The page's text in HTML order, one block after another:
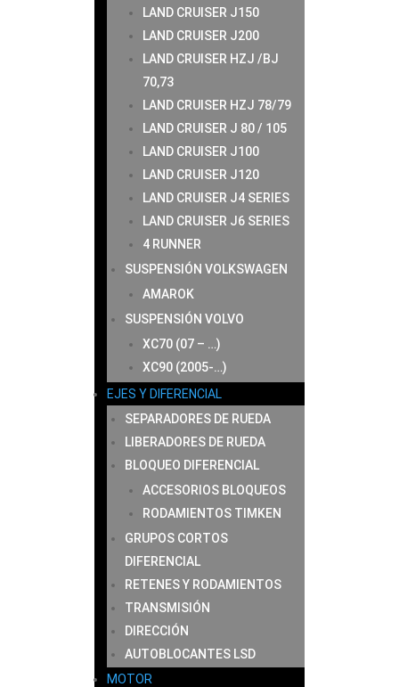
LAND CRUISER J150
LAND CRUISER J200
LAND CRUISER HZJ /BJ
70,73
LAND CRUISER HZJ 78/79
LAND CRUISER J 80 / 105
LAND CRUISER J100
LAND CRUISER J120
LAND CRUISER J4 SERIES
LAND CRUISER J6 SERIES
4 RUNNER
SUSPENSIÓN VOLKSWAGEN
AMAROK
SUSPENSIÓN VOLVO
XC70 (07 – …)
XC90 (2005-…)
EJES Y DIFERENCIAL
SEPARADORES DE RUEDA
LIBERADORES DE RUEDA
BLOQUEO DIFERENCIAL
ACCESORIOS BLOQUEOS
RODAMIENTOS TIMKEN
GRUPOS CORTOS
DIFERENCIAL
RETENES Y RODAMIENTOS
TRANSMISIÓN
DIRECCIÓN
AUTOBLOCANTES LSD
MOTOR